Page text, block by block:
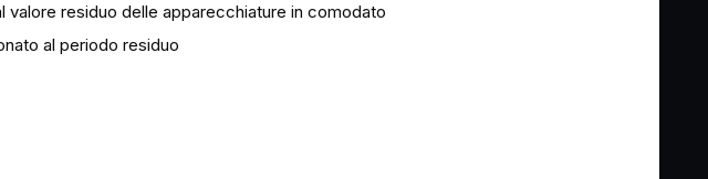
residuo delle apparecchiature in comodato
al periodo residuo